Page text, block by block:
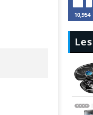
10,954